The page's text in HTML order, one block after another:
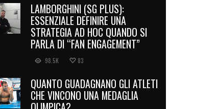
LAMBORGHINI (SG PLUS):
ESSENZIALE DEFINIRE UNA
STRATEGIA AD HOC QUANDO SI
PARLA DI “FAN ENGAGEMENT”
98.5K 83
QUANTO GUADAGNANO GLI ATLETI
CHE VINCONO UNA MEDAGLIA